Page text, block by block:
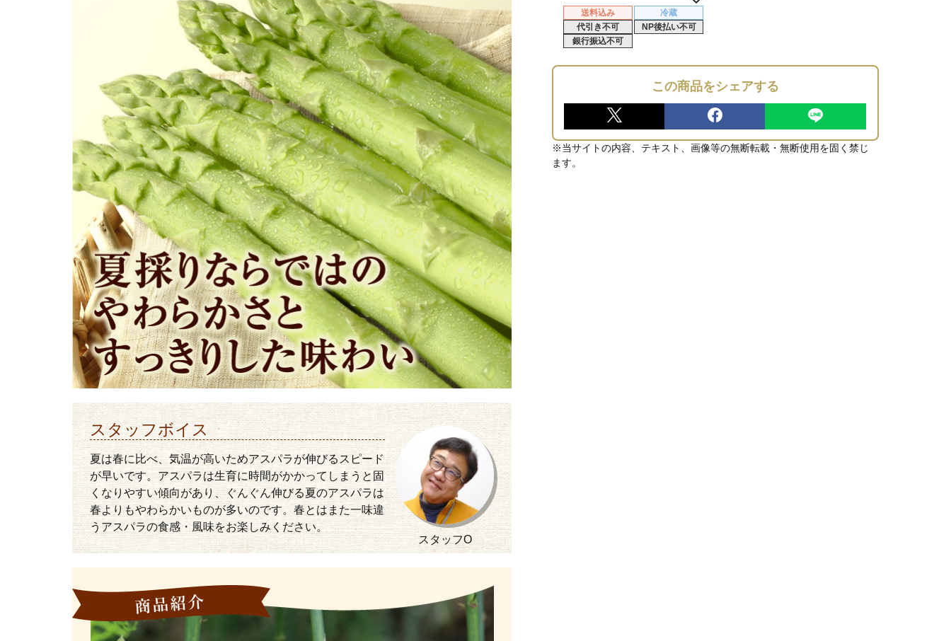
送料込み
冷蔵
代引き不可
NP後払い不可
銀行振込不可
この商品をシェアする
※当サイトの内容、テキスト、画像等の無断転載・無断使用を固く禁じ
ます。
スタッフボイス
夏は春に比べ、気温が高いためアスパラが伸びるスピード
が早いです。アスパラは生育に時間がかかってしまうと固
くなりやすい傾向があり、ぐんぐん伸びる夏のアスパラは
春よりもやわらかいものが多いのです。春とはまた一味違
うアスパラの食感・風味をお楽しみください。
スタッフO